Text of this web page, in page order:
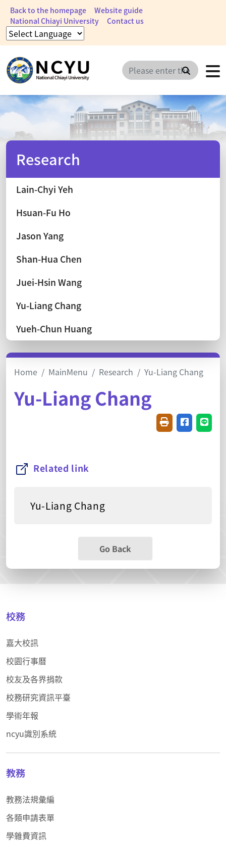
Back to the homepage
Website guide
National Chiayi University
Contact us
Search
Research
Lain-Chyi Yeh
Hsuan-Fu Ho
Jason Yang
Shan-Hua Chen
Juei-Hsin Wang
Yu-Liang Chang
Yueh-Chun Huang
Home MainMenu Research Yu-Liang Chang
Yu-Liang Chang
FriendlyShare on
Related link
Yu-Liang Chang
Go Back
校務
嘉大校訊
校園行事曆
校友及各界捐款
校務研究資訊平臺
學術年報
ncyu識別系統
教務
教務法規彙編
各類申請表單
學雜費資訊